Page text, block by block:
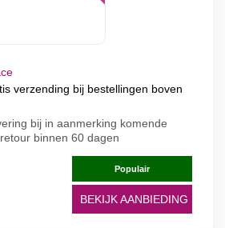
verzending bij bestellingen boven
bij in aanmerking komende
binnen 60 dagen
Populair
BEKIJK AANBIEDING